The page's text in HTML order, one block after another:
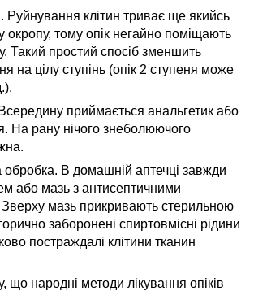
клітин триває ще якийсь
окропу, тому опік негайно поміщають
Такий простий спосіб зменшить
на цілу ступінь (опік 2 ступеня може
приймається анальгетик або
На рану нічого знеболюючого
обробка. В домашній аптечці завжди
або мазь з антисептичними
мазь прикривають стерильною
заборонені спиртовмісні рідини
постраждалі клітини тканин
що народні методи лікування опіків